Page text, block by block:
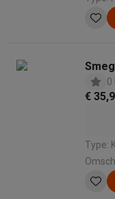
0
€
Type: